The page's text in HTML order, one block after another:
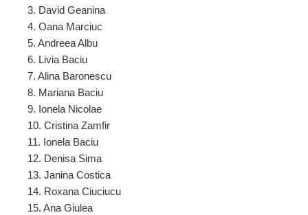
3. David Geanina
4. Oana Marciuc
5. Andreea Albu
6. Livia Baciu
7. Alina Baronescu
8. Mariana Baciu
9. Ionela Nicolae
10. Cristina Zamfir
11. Ionela Baciu
12. Denisa Sima
13. Janina Costica
14. Roxana Ciuciucu
15. Ana Giulea